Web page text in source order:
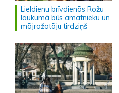
Lieldienu brīvdienās Rožu
laukumā būs amatnieku un
mājražotāju tirdziņš